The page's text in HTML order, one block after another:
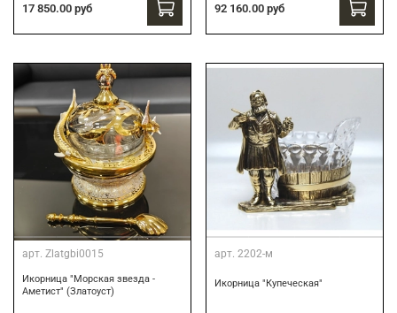
17 850.00 руб 92 160.00 руб
арт. Zlatgbi0015
Икорница "Морская звезда -
Аметист" (Златоуст)
арт. 2202-м
Икорница "Купеческая"